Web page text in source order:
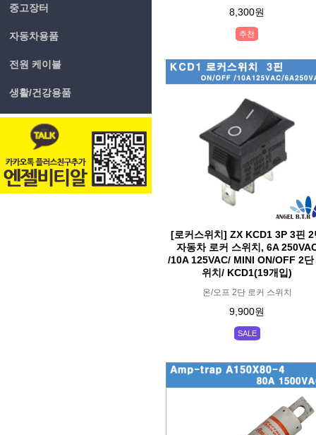
중고장터
자동차용품
전원 케이블
생활/건강용품
8,300원
추천
[로커스위치] ZX KCD1 3P 3핀 2
자동차 로커 스위치, 6A
/10A 125VAC/ MINI ON/OFF 2단
위치/ KCD1(19개입)
온/오프 2단 로커 스위치
9,900원
SALE